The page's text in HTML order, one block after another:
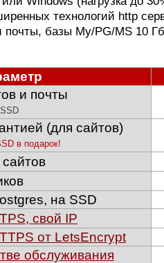
технологий http
почты, базы My/PG/MS 10
и почты
(для сайтов)
в подарок!
на SSD
свой IP
от LetsEncrypt
обслуживания